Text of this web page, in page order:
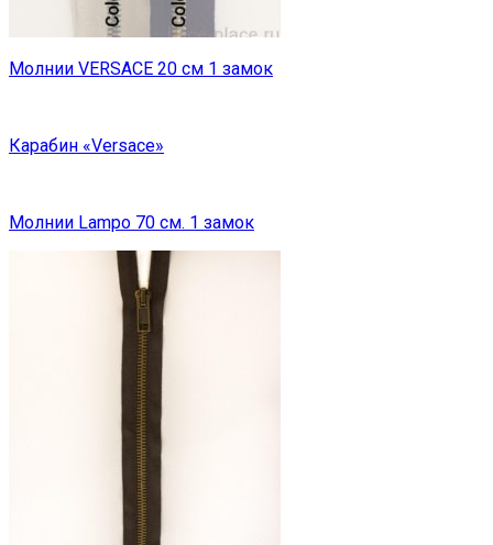
Молнии VERSACE 20 см 1 замок
Карабин «Versace»
Молнии Lampo 70 см. 1 замок